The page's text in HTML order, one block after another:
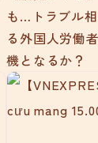
も…トラブル
る外国人労働
機となるか？